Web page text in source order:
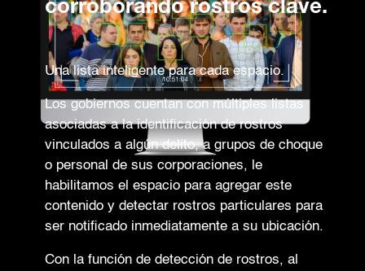
corroborando rostros clave.
Una lista inteligente para cada espacio.
Los gobiernos cuentan con múltiples listas
asociadas a la identificación de rostros
vinculados a algún delito, a grupos de choque
o personal de sus corporaciones, le
habilitamos el espacio para agregar este
contenido y detectar rostros particulares para
ser notificado inmediatamente a su ubicación.
Con la función de detección de rostros, al